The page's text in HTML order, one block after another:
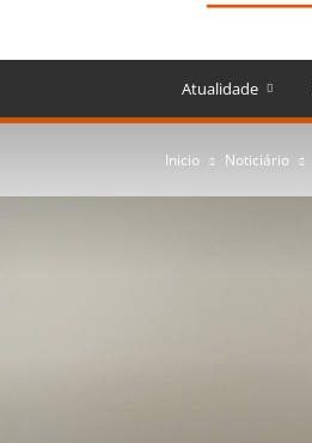
Atualidade
Inicio Noticiário